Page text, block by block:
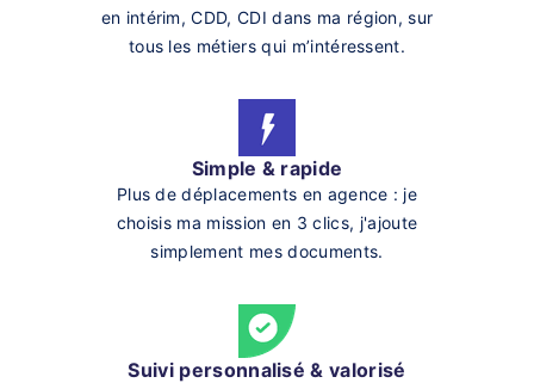
en intérim, CDD, CDI dans ma région, sur
tous les métiers qui m’intéressent.
Simple & rapide
Plus de déplacements en agence : je
choisis ma mission en 3 clics, j'ajoute
simplement mes documents.
Suivi personnalisé & valorisé